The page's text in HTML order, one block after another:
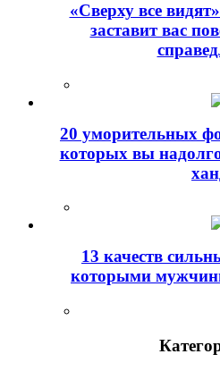
«Сверху все
заставит вас
20 уморительных
которых вы надолго
13 качеств
которыми